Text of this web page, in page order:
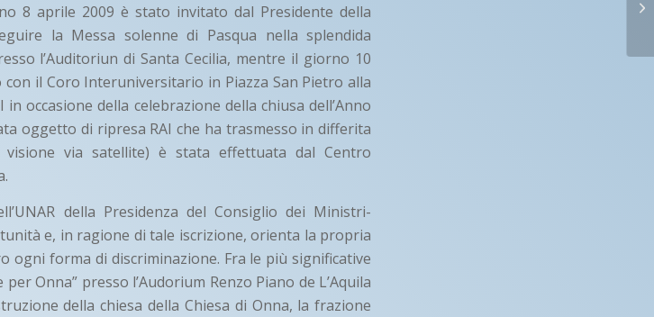
8 aprile 2009 è stato invitato dal Presidente della
la Messa solenne di Pasqua nella splendida
l’Auditoriun di Santa Cecilia, mentre il giorno 10
il Coro Interuniversitario in Piazza San Pietro alla
occasione della celebrazione della chiusa dell’Anno
oggetto di ripresa RAI che ha trasmesso in differita
via satellite) è stata effettuata dal Centro
della Presidenza del Consiglio dei Ministri-
e, in ragione di tale iscrizione, orienta la propria
forma di discriminazione. Fra le più significative
Onna” presso l’Audorium Renzo Piano de L’Aquila
della chiesa della Chiesa di Onna, la frazione